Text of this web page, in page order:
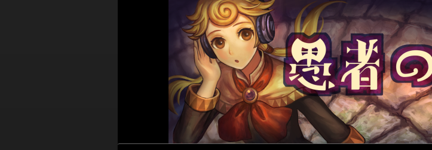
ン
テ
ン
ツ
へ
ス
キ
ッ
プ